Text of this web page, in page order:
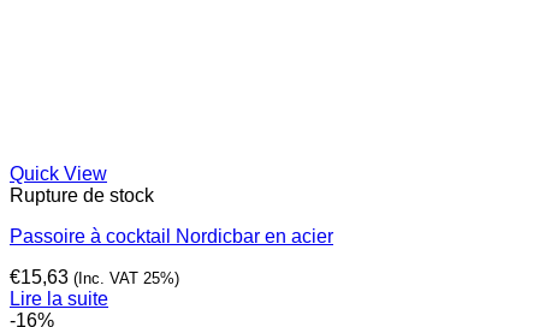
Quick View
Rupture de stock
Passoire à cocktail Nordicbar en acier
€15,63 (Inc. VAT 25%)
Lire la suite
-16%